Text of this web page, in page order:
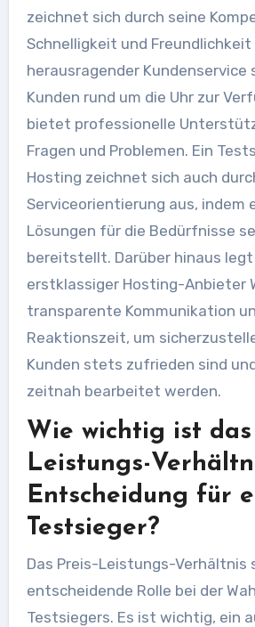
zeichnet sich durch seine
Schnelligkeit und Freundlichkeit
herausragender Kundenservice
Kunden rund um die Uhr zur
bietet professionelle
Fragen und Problemen. Ein
Hosting zeichnet sich auch
Serviceorientierung aus, indem
Lösungen für die Bedürfnisse
bereitstellt. Darüber hinaus legt
erstklassiger Hosting-Anbieter
transparente Kommunikation
Reaktionszeit, um
Kunden stets zufrieden sind
zeitnah bearbeitet werden.
Wie wichtig ist das
Leistungs-
Entscheidung für
Testsieger?
Das Preis-Leistungs-Verhältnis
entscheidende Rolle bei der
Testsiegers. Es ist wichtig, ein